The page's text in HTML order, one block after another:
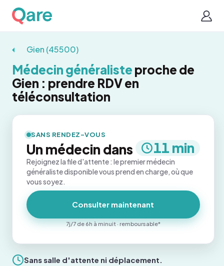
Gien (45500)
Médecin généraliste proche de
Gien : prendre RDV en
téléconsultation
Sans salle d'attente ni déplacement.
SANS RENDEZ-VOUS
Un médecin dans 11 min
Rejoignez la file d'attente : le premier médecin
généraliste disponible vous prend en charge, où que
vous soyez.
Consulter maintenant
7j/7 de 6h à minuit · remboursable*